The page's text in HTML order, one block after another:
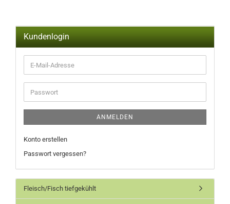
Kundenlogin
ANMELDEN
Konto erstellen
Passwort vergessen?
Fleisch/Fisch tiefgekühlt